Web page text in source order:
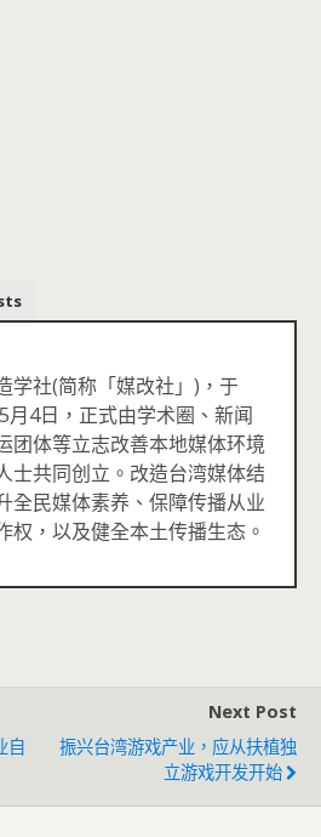
学社(简称「媒改社」)，于
月4日，正式由学术圈、新闻
团体等立志改善本地媒体环境
士共同创立。改造台湾媒体结
全民媒体素养、保障传播从业
权，以及健全本土传播生态。
自
Next Post
振兴台湾游戏产业，应从扶植独
立游戏开发开始